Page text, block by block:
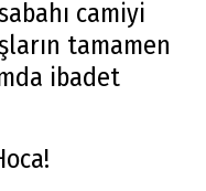
camiyi
tamamen
ibadet